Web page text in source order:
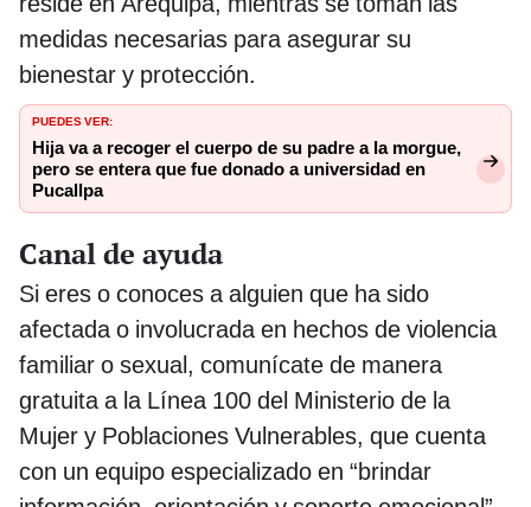
medidas necesarias para asegurar su
bienestar y protección.
PUEDES VER:
Hija va a recoger el cuerpo de su padre a la morgue,
pero se entera que fue donado a universidad en
Pucallpa
Canal de ayuda
Si eres o conoces a alguien que ha sido
afectada o involucrada en hechos de violencia
familiar o sexual, comunícate de manera
gratuita a la Línea 100 del Ministerio de la
Mujer y Poblaciones Vulnerables, que cuenta
con un equipo especializado en “brindar